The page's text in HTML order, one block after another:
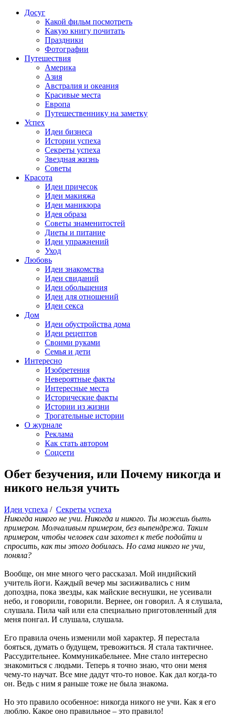
Досуг
Какой фильм посмотреть
Какую книгу почитать
Праздники
Фотографии
Путешествия
Америка
Азия
Австралия и океания
Красивые места
Европа
Путешественнику на заметку
Успех
Идеи бизнеса
Истории успеха
Секреты успеха
Звездная жизнь
Советы
Красота
Идеи причесок
Идеи макияжа
Идеи маникюра
Идея образа
Советы знаменитостей
Диеты и питание
Идеи упражнений
Уход
Любовь
Идеи знакомства
Идеи свиданий
Идеи обольщения
Идеи для отношений
Идеи секса
Дом
Идеи обустройства дома
Идеи рецептов
Своими руками
Семья и дети
Интересно
Изобретения
Невероятные факты
Интересные места
Исторические факты
Истории из жизни
Трогательные истории
О журнале
Реклама
Как стать автором
Соцсети
Обет безучения, или Почему никогда и
никого нельзя учить
Идеи успеха / Секреты успеха
Никогда никого не учи. Никогда и никого. Ты можешь быть
примером. Молчаливым примером, без выпендрежа. Таким
примером, чтобы человек сам захотел к тебе подойти и
спросить, как ты этого добилась. Но сама никого не учи,
поняла?
Вообще, он мне много чего рассказал. Мой индийский
учитель йоги. Каждый вечер мы засиживались с ним
допоздна, пока звезды, как майские веснушки, не усеивали
небо, и говорили, говорили. Вернее, он говорил. А я слушала,
слушала. Пила чай или ела специально приготовленный для
меня понгал. И слушала, слушала.
Его правила очень изменили мой характер. Я перестала
бояться, думать о будущем, тревожиться. Я стала тактичнее.
Рассудительнее. Коммуникабельнее. Мне стало интересно
знакомиться с людьми. Теперь я точно знаю, что они меня
чему-то научат. Все мне дадут что-то новое. Как дал когда-то
он. Ведь с ним я раньше тоже не была знакома.
Но это правило особенное: никогда никого не учи. Как я его
люблю. Какое оно правильное – это правило!